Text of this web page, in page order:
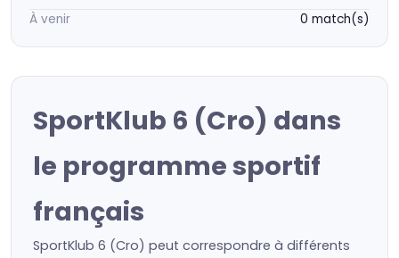
À venir
0 match(s)
SportKlub 6 (Cro) dans
le programme sportif
français
SportKlub 6 (Cro) peut correspondre à différents